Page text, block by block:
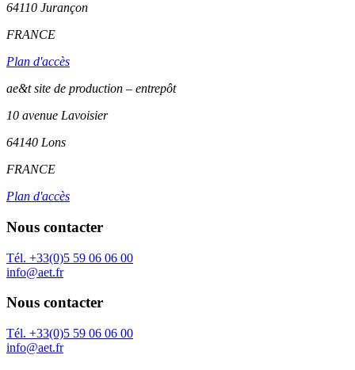
64110 Jurançon
FRANCE
Plan d'accès
ae&t site de production – entrepôt
10 avenue Lavoisier
64140 Lons
FRANCE
Plan d'accès
Nous contacter
Tél. +33(0)5 59 06 06 00
info@aet.fr
Nous contacter
Tél. +33(0)5 59 06 06 00
info@aet.fr